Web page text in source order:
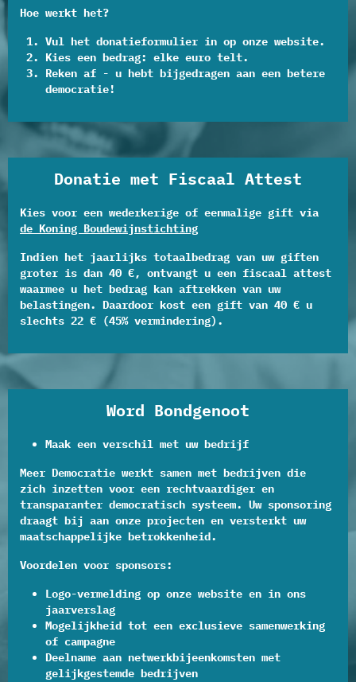
Hoe werkt het?
Vul het donatieformulier in op onze website.
Kies een bedrag: elke euro telt.
Reken af - u hebt bijgedragen aan een betere
democratie!
Donatie met Fiscaal Attest
Kies voor een wederkerige of eenmalige gift via
de Koning Boudewijnstichting
Indien het jaarlijks totaalbedrag van uw giften
groter is dan 40 €, ontvangt u een fiscaal attest
waarmee u het bedrag kan aftrekken van uw
belastingen. Daardoor kost een gift van 40 € u
slechts 22 € (45% vermindering).
Word Bondgenoot
Maak een verschil met uw bedrijf
Meer Democratie werkt samen met bedrijven die
zich inzetten voor een rechtvaardiger en
transparanter democratisch systeem. Uw sponsoring
draagt bij aan onze projecten en versterkt uw
maatschappelijke betrokkenheid.
Voordelen voor sponsors:
Logo-vermelding op onze website en in ons
jaarverslag
Mogelijkheid tot een exclusieve samenwerking
of campagne
Deelname aan netwerkbijeenkomsten met
gelijkgestemde bedrijven